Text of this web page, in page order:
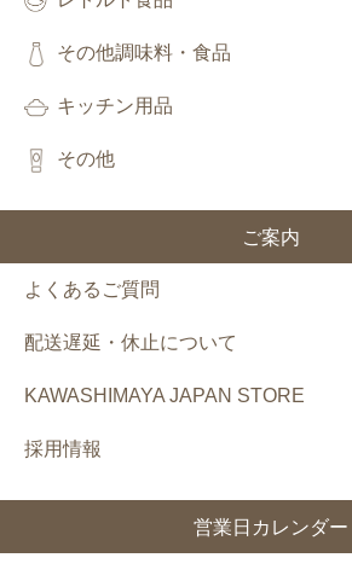
その他調味料・食品
キッチン用品
その他
ご案内
よくあるご質問
配送遅延・休止について
KAWASHIMAYA JAPAN STORE
採用情報
営業日カレンダー